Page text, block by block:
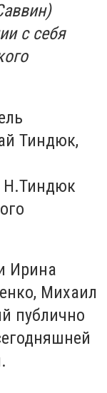
с себя
Тиндюк,
Н.Тиндюк
Ирина
Михаил
публично